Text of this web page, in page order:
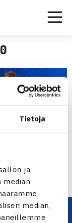
Tietoja
ja
median
median,